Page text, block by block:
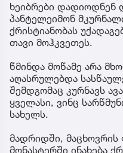
ხეიბრები დადიოდნენ
პანტელეიმონ
ქრისტიანობას
თავი მოჰკვეთეს.
წმინდა მოწამე არა
აღასრულებდა
შემდგომაც კურნავს
ყველასი, ვინც
სახელს.
მადრიდში, მაცხოვრის
მონასტერში ინახება